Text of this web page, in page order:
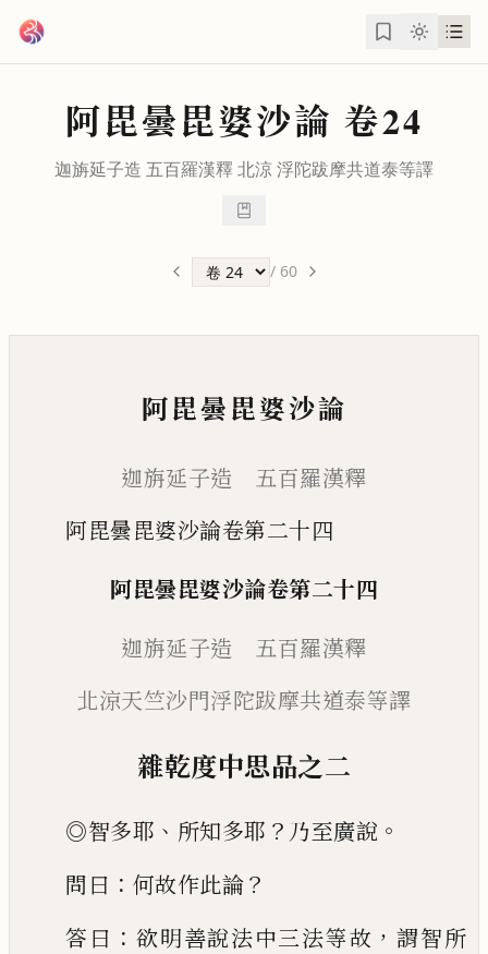
阿毘曇毘婆沙論 卷24
迦旃延子造 五百羅漢釋 北涼浮陀跋摩共道泰等譯
/ 60
阿毘曇毘婆沙論
迦旃延子造 五百羅漢釋
阿毘曇毘婆沙論卷第二十四
阿毘曇毘婆沙論卷第二十四
迦旃延子造 五百羅漢釋
北涼天竺沙門浮陀跋摩共道泰等譯
雜乾度中思品之二
◎智多耶 、 所知多耶 ？ 乃至廣說 。
問曰 ： 何故作此論？
答曰 ：欲明善說法中三法等故 ，謂智所